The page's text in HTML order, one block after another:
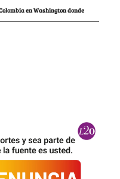
en Washington donde